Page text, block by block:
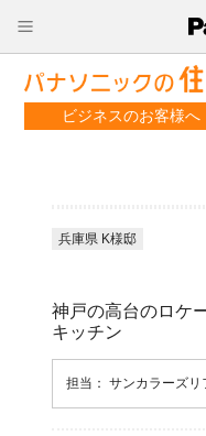
ビジネスのお客様へ
兵庫県 K様邸
神戸の高台のロケ
キッチン
担当： サンカラーズ